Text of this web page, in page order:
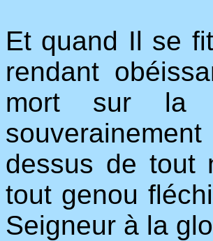
Et quand Il se
rendant
mort sur la
dessus de tout
tout genou
Seigneur à la